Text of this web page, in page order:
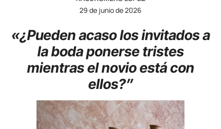
29 de junio de 2026
«¿Pueden acaso los invitados a
la boda ponerse tristes
mientras el novio está con
ellos?”